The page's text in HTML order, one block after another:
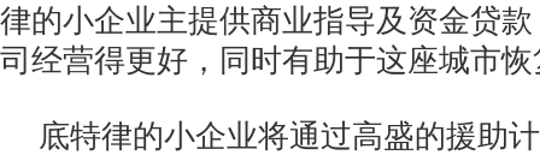
律的小企业主提供商业指导及资金贷
司经营得更好，同时有助于这座城市恢
底特律的小企业将通过高盛的援助